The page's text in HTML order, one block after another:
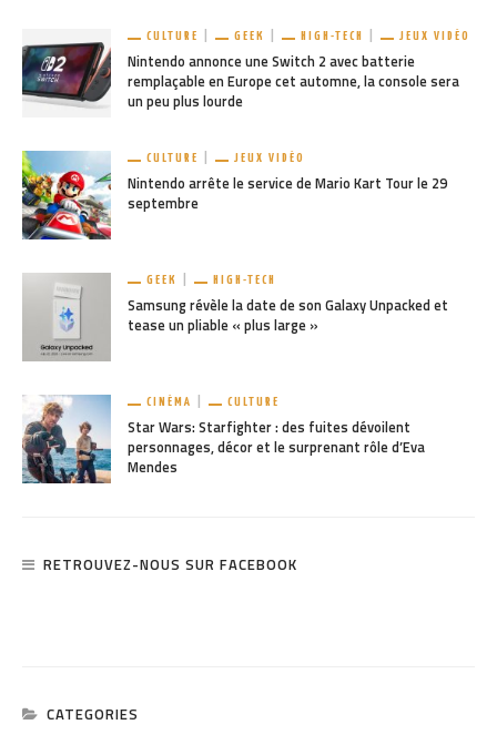
CULTURE GEEK HIGH-TECH JEUX VIDÉO
Nintendo annonce une Switch 2 avec batterie
remplaçable en Europe cet automne, la console sera
un peu plus lourde
CULTURE JEUX VIDÉO
Nintendo arrête le service de Mario Kart Tour le 29
septembre
GEEK HIGH-TECH
Samsung révèle la date de son Galaxy Unpacked et
tease un pliable « plus large »
CINÉMA CULTURE
Star Wars: Starfighter : des fuites dévoilent
personnages, décor et le surprenant rôle d’Eva
Mendes
RETROUVEZ-NOUS SUR FACEBOOK
CATEGORIES